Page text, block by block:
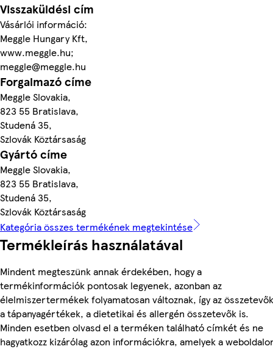
Visszaküldési cím
Vásárlói információ:
Meggle Hungary Kft,
www.meggle.hu;
meggle@meggle.hu
Forgalmazó címe
Meggle Slovakia,
823 55 Bratislava,
Studená 35,
Szlovák Köztársaság
Gyártó címe
Meggle Slovakia,
823 55 Bratislava,
Studená 35,
Szlovák Köztársaság
Kategória összes termékének megtekintése
Termékleírás használatával
Mindent megteszünk annak érdekében, hogy a
termékinformációk pontosak legyenek, azonban az
élelmiszertermékek folyamatosan változnak, így az
a tápanyagértékek, a dietetikai és allergén összetevők is.
Minden esetben olvasd el a terméken található címkét és ne
hagyatkozz kizárólag azon információkra, amelyek a